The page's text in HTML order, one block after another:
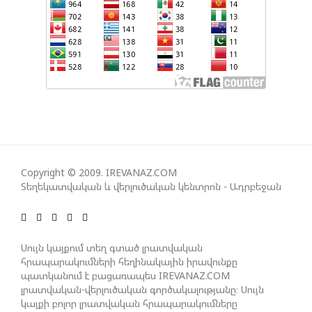
ՀԱՅԱՑՔ ՀԱՅԱՍՏԱՆԻՑ. ՈՐՔԱ՞Ն ԲԱՐՁՐ ԵՆ TRIPP-Ի
ԿՅԱՆՔԻ ԿՈՉՄԱՆ ՇԱՆՍԵՐՆ ԱՅՍ ՊԱՀԻՆ
ՀԱՊԿ-Ի ՄԱՍՆԱԿՑՈՒԹՅՈՒՆԸ ՂԱՐԱԲԱՂՅԱՆ
Է ՃԱՆԱՉՎԵԼ
ՆԱԽԱԳԱՀ ԻԼՀԱՄ ԱԼԻԵՎԸ ՇՆՈՐՀԱՎՈՐԵԼ Է ԻՐ
ՄԱԼԴԻՎՑԻ ԳՈՐԾԸՆԿԵՐ ՄՈՀԱՄՄԵԴ ՄՈՒԻԶԱՅԻՆ.
«ՄԵՆՔ ԳՈՀ ԵՆՔ ԱԴՐԲԵՋԱՆԻ ԵՎ ՄԱԼԴԻՎՆԵՐԻ
ՄԻՋԵՎ ՀԱՐԱԲԵՐՈՒԹՅՈՒՆՆԵՐԻ ԴԻՆԱՄԻԿ
ԶԱՐԳԱՑՈՒՄԻՑ»
Copyright © 2009. IREVANAZ.COM
Տեղեկատվական և վերլուծական կենտրոն - Ադրբեջան
Սույն կայքում տեղ գտած լրատվական
հրապարակումների հեղինակային իրավունքը
պատկանում է բացառապես IREVANAZ.COM
լրատվական-վերլուծական գործակալությանը։ Սույն
կայքի բոլոր լրատվական հրապարակումները